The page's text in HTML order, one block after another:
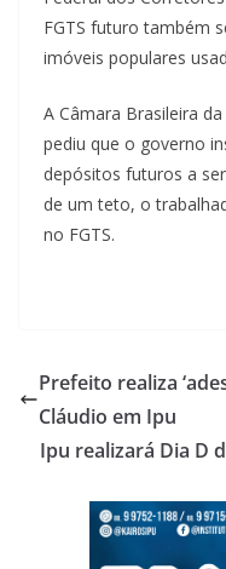
FGTS futuro também
imóveis populares
A Câmara Brasileira
pediu que o governo
depósitos futuros a
de um teto, o
no FGTS.
Prefeito realiza
Cláudio em Ipu
Ipu realizará Dia D